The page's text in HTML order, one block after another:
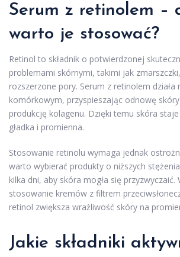
Serum z retinolem –
warto je stosować?
Retinol to składnik o potwierdzonej
problemami skórnymi, takimi jak
rozszerzone pory. Serum z retinolem działa
komórkowym, przyspieszając odnowę
produkcję kolagenu. Dzięki temu skóra
gładka i promienna.
Stosowanie retinolu wymaga jednak
warto wybierać produkty o niższych
kilka dni, aby skóra mogła się przyzwyczaić.
stosowanie kremów z filtrem
retinol zwiększa wrażliwość skóry na
Jakie składniki